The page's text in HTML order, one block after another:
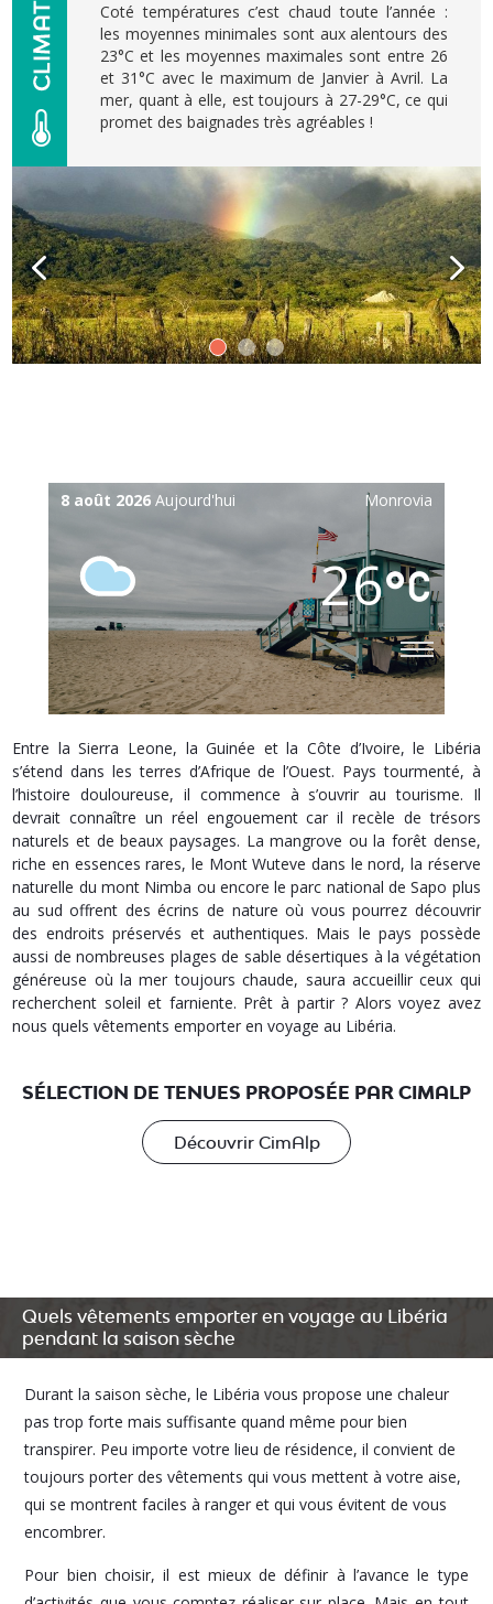
Coté températures c’est chaud toute l’année :
les moyennes minimales sont aux alentours des
23°C et les moyennes maximales sont entre 26
et 31°C avec le maximum de Janvier à Avril. La
mer, quant à elle, est toujours à 27-29°C, ce qui
promet des baignades très agréables !
8 août 2026Aujourd'hui Monrovia
26
Entre la Sierra Leone, la Guinée et la Côte d’Ivoire, le Libéria
s’étend dans les terres d’Afrique de l’Ouest. Pays tourmenté, à
l’histoire douloureuse, il commence à s’ouvrir au tourisme. Il
devrait connaître un réel engouement car il recèle de trésors
naturels et de beaux paysages. La mangrove ou la forêt dense,
riche en essences rares, le Mont Wuteve dans le nord, la réserve
naturelle du mont Nimba ou encore le parc national de Sapo plus
au sud offrent des écrins de nature où vous pourrez découvrir
des endroits préservés et authentiques. Mais le pays possède
aussi de nombreuses plages de sable désertiques à la végétation
généreuse où la mer toujours chaude, saura accueillir ceux qui
recherchent soleil et farniente. Prêt à partir ? Alors voyez avez
nous quels vêtements emporter en voyage au Libéria.
SÉLECTION DE TENUES PROPOSÉE PAR CIMALP
Découvrir CimAlp
Quels vêtements emporter en voyage au Libéria
pendant la saison sèche
Durant la saison sèche, le Libéria vous propose une chaleur
pas trop forte mais suffisante quand même pour bien
transpirer. Peu importe votre lieu de résidence, il convient de
toujours porter des vêtements qui vous mettent à votre aise,
qui se montrent faciles à ranger et qui vous évitent de vous
encombrer.
Pour bien choisir, il est mieux de définir à l’avance le type